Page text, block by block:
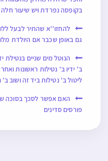
בקופסה נפרדת ויש שיעור חלה
להחזו''א שהתיר לבעל
גם באופן שכבר אם היולדת
הנוטל מים שניים בנטילת
ב' ידיו ב' נטילות ראשונות
ליטול ב' נטילות ביד זה ושוב ב'
האם אפשר לסכך בסוכה
פורסים סדינים